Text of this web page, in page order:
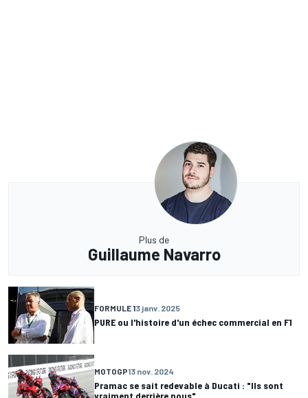
Plus de
Guillaume Navarro
FORMULE 13 janv. 2025
PURE ou l'histoire d'un échec commercial en F1
MOTOGP13 nov. 2024
Pramac se sait redevable à Ducati : "Ils sont
vraiment derrière nous"